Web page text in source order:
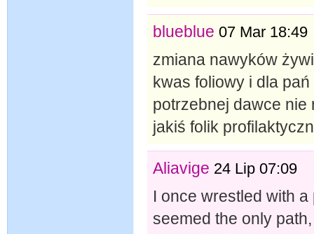
blueblue 07 Mar 18:49
zmiana nawyków
kwas foliowy i dla
potrzebnej dawce
jakiś folik
Aliavige 24 Lip 07:09
I once wrestled with
seemed the only